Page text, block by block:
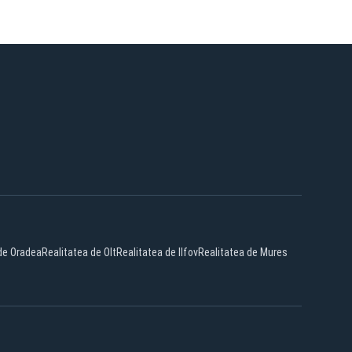
OradeaRealitatea de OltRealitatea de IlfovRealitatea de Mures